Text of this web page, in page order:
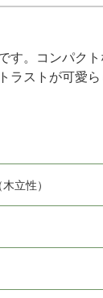
。コンパク
ストが可愛
立性）